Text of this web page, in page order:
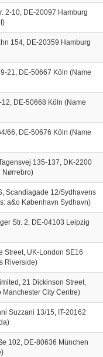
2-10, DE-20097 Hamburg
154, DE-20359 Hamburg
21, DE-50667 Köln (Name
DE-50668 Köln (Name
66, DE-50676 Köln (Name
135-137, DK-2200
Nørrebro)
Scandiagade 12/Sydhavens
a&o København Sydhavn)
Str. 2, DE-04103 Leipzig
Street, UK-London SE16
Riverside)
21 Dickinson Street,
Manchester City Centre)
Suzzani 13/15, IT-20162
102, DE-80636 München